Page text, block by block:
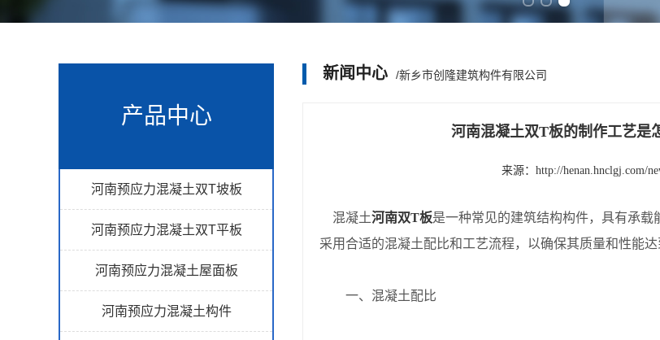
产品中心
河南预应力混凝土双T坡板
河南预应力混凝土双T平板
河南预应力混凝土屋面板
河南预应力混凝土构件
新闻中心 /新乡市创隆建筑构件有限公司
河南混凝土双T板的制作工艺是
来源： http://henan.hnclgj.com/
混凝土河南双T板是一种常见的建筑结构构件，具有承
采用合适的混凝土配比和工艺流程，以确保其质量和性能达
一、混凝土配比